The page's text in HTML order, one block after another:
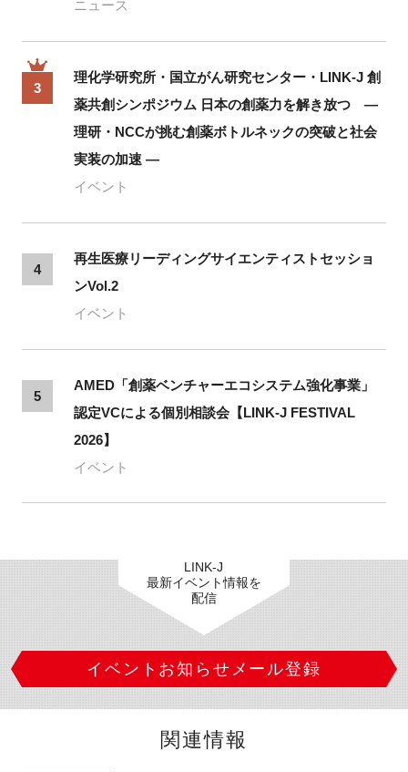
ニュース
3
理化学研究所・国立がん研究センター・LINK-J 創
薬共創シンポジウム 日本の創薬力を解き放つ ―
理研・NCCが挑む創薬ボトルネックの突破と社会
実装の加速 ―
イベント
4
再生医療リーディングサイエンティストセッショ
ンVol.2
イベント
5
AMED「創薬ベンチャーエコシステム強化事業」
認定VCによる個別相談会【LINK-J FESTIVAL
2026】
イベント
LINK-J
最新イベント情報を
配信
イベントお知らせメール登録
関連情報